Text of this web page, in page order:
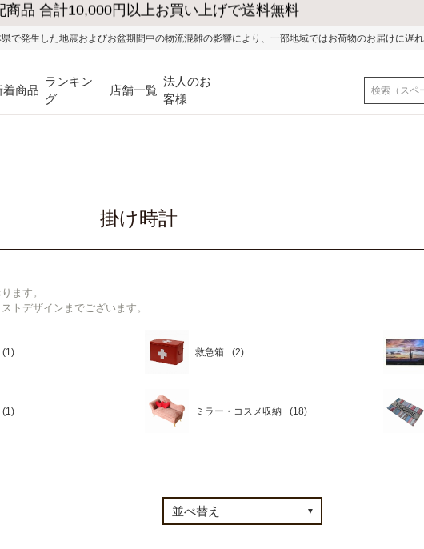
中の物流混雑の影響により、一部地域ではお荷物のお届けに遅れが生じる可能性がございます
着商品
ランキン
グ
店舗一覧
法人のお
客様
掛け時計
ます。
トデザインまでございます。
救急箱
ミラー・コスメ収納